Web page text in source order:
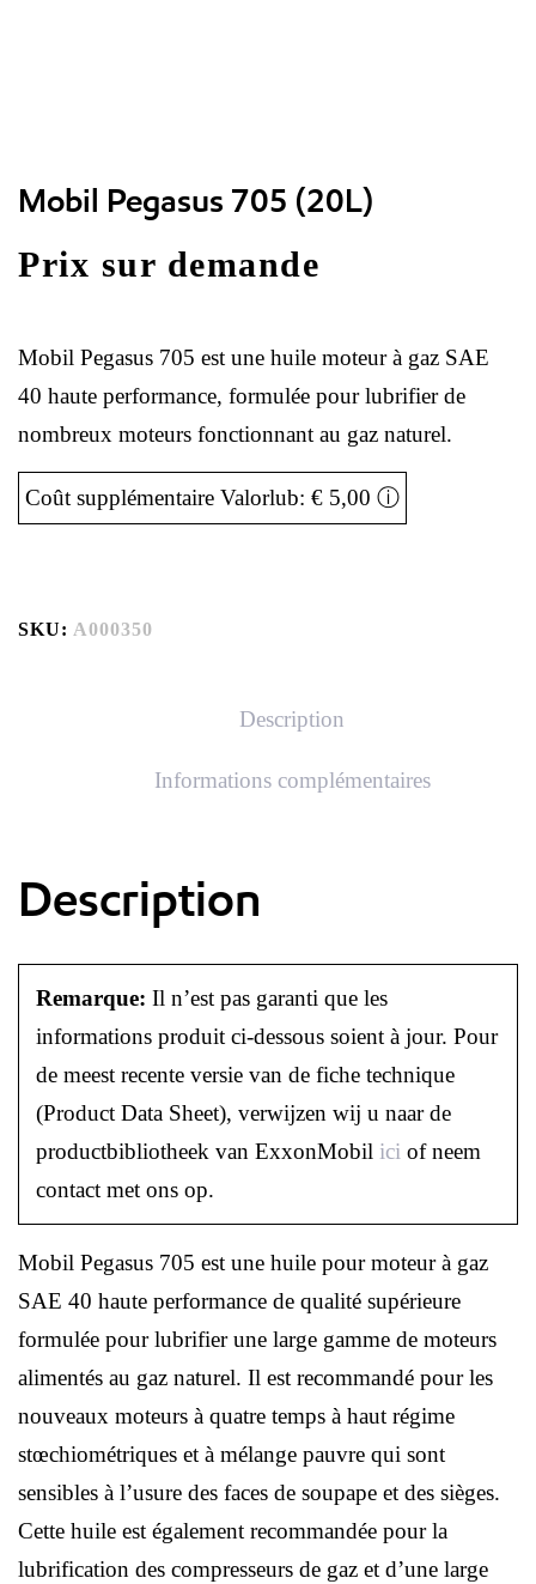
Mobil Pegasus 705 (20L)
Prix sur demande
Mobil Pegasus 705 est une huile moteur à gaz SAE
40 haute performance, formulée pour lubrifier de
nombreux moteurs fonctionnant au gaz naturel.
Coût supplémentaire Valorlub: € 5,00 ⓘ
SKU: A000350
Description
Informations complémentaires
Description
Remarque: Il n’est pas garanti que les
informations produit ci-dessous soient à jour. Pour
de meest recente versie van de fiche technique
(Product Data Sheet), verwijzen wij u naar de
productbibliotheek van ExxonMobil ici of neem
contact met ons op.
Mobil Pegasus 705 est une huile pour moteur à gaz
SAE 40 haute performance de qualité supérieure
formulée pour lubrifier une large gamme de moteurs
alimentés au gaz naturel. Il est recommandé pour les
nouveaux moteurs à quatre temps à haut régime
stœchiométriques et à mélange pauvre qui sont
sensibles à l’usure des faces de soupape et des sièges.
Cette huile est également recommandée pour la
lubrification des compresseurs de gaz et d’une large